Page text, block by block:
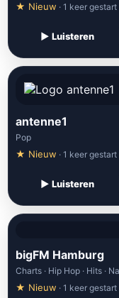
★ Nieuw · 1 keer gestart
▶ Luisteren
antenne1
Pop
★ Nieuw · 1 keer gestart
▶ Luisteren
bigFM Hamburg
★ Nieuw · 1 keer gestart